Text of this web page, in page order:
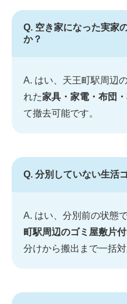
Q. 空き家になった実家
か？
A. はい、天王町駅周辺
れた家具・家電・布団
て撤去可能です。
Q. 分別していない生活
A. はい、分別前の状態
町駅周辺のゴミ屋敷片
分けから搬出まで一括対